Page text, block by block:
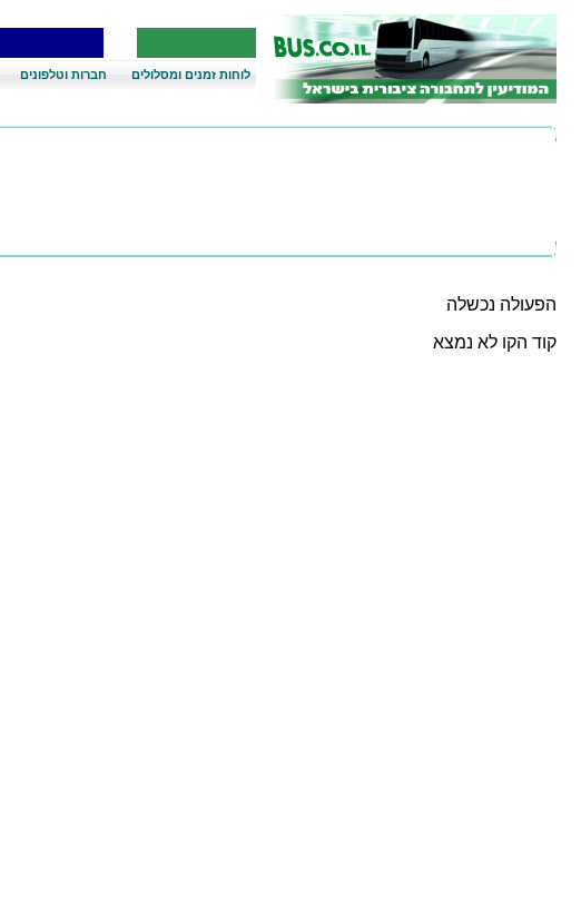
לוחות זמנים ומסלולים חברות וטלפונים
הפעולה נכשלה
קוד הקו לא נמצא